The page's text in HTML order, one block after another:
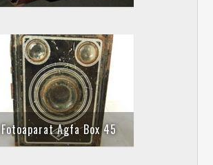
Fotoaparat Agfa Box 45